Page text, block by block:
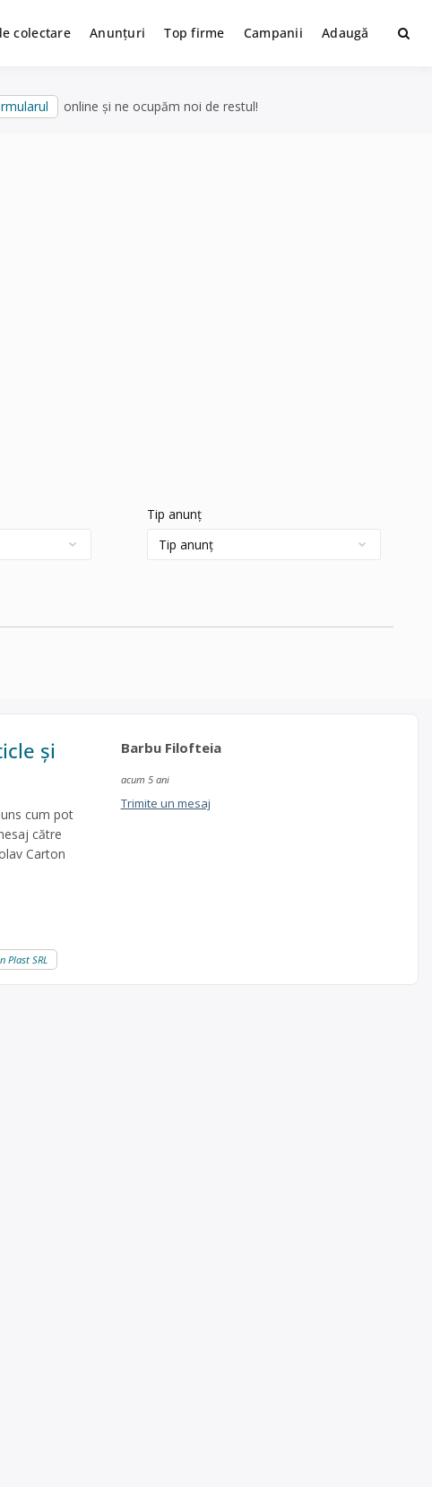
colectare Anunțuri Top firme Campanii Adaugă
online și ne ocupăm noi de restul!
Tip anunț
și
cum pot
către
Carton
Barbu Filofteia
acum 5 ani
Trimite un mesaj
Plast SRL